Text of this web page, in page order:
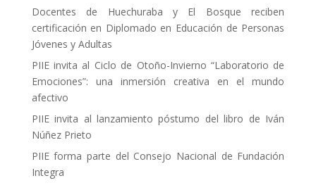
Docentes de Huechuraba y El Bosque reciben
certificación en Diplomado en Educación de Personas
Jóvenes y Adultas
PIIE invita al Ciclo de Otoño-Invierno “Laboratorio de
Emociones”: una inmersión creativa en el mundo
afectivo
PIIE invita al lanzamiento póstumo del libro de Iván
Núñez Prieto
PIIE forma parte del Consejo Nacional de Fundación
Integra